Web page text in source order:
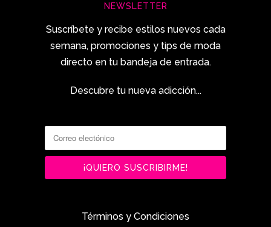
NEWSLETTER
Suscríbete y recibe estilos nuevos cada
semana, promociones y tips de moda
directo en tu bandeja de entrada.
Descubre tu nueva adicción...
Términos y Condiciones